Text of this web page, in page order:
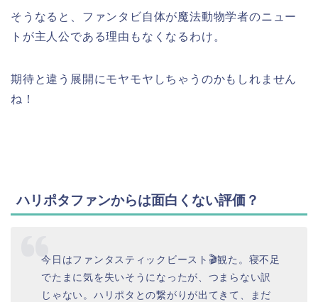
そうなると、ファンタビ自体が魔法動物学者のニュー
トが主人公である理由もなくなるわけ。
期待と違う展開にモヤモヤしちゃうのかもしれません
ね！
ハリポタファンからは面白くない評価？
今日はファンタスティックビースト🎬観た。寝不足
でたまに気を失いそうになったが、つまらない訳
じゃない。ハリポタとの繋がりが出てきて、まだ